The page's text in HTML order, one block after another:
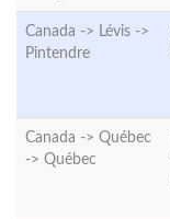
Canada -> Lévis ->
Pintendre
Canada -> Québec
-> Québec